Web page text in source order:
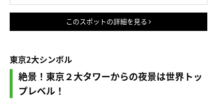
このスポットの詳細を見る
東京2大シンボル
絶景！東京２大タワーからの夜景は世界トッ
プレベル！